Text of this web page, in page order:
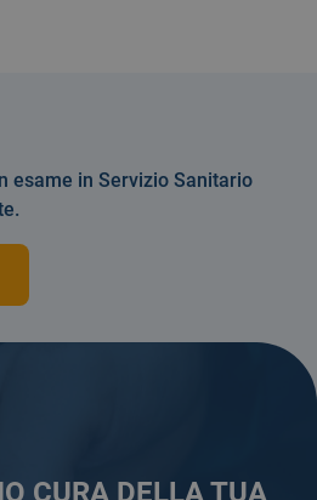
CURA DELLA TUA
esame in Servizio Sanitario